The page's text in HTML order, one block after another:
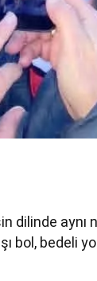
dilinde
bol, bedeli